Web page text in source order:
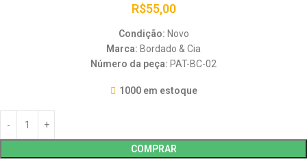
R$55,00
Condição: Novo
Marca: Bordado & Cia
Número da peça: PAT-BC-02
1000 em estoque
COMPRAR